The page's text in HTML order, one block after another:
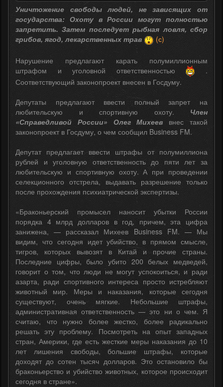
Уничтожение свободы людей, не зависящих от
государства: Охоту в России могут полностью
запретить. Затем последует рыбная ловля, сбор
грибов, ягод, лекарственных трав
(с)
Нарушение предлагают карать полумиллионным
штрафом и уголовной ответственностью
.
Соответствующий законопроект внесен в Госдуму.
Депутаты предлагают ввести полный запрет на
любительскую и спортивную охоту. Член
«Справедливой России» Олег Михеев внес такой
законопроект в Госдуму, о чем сообщил Business FM.
Депутат предлагает ввести штрафы от полумиллиона
рублей и уголовную ответственность до пяти лет за
любительскую и спортивную охоту. А при проведении
селекционного отстрела, выдавать разрешение только
после прохождения психиатрической экспертизы.
«Браконьерский промысел наносит убытки России
порядка 4 млрд долларов в год, причем, эта цифра
занижена, — рассказал Михеев Business FM. — Мы
видим, что сегодня идет убийство, в прямом смысле,
тигров, которых вывозят в Китай и прочие страны.
Последние цифры, было убито 200 белых медведей,
говорит о том, что люди не могут успокоиться, и ради
азарта, ради спортивного интереса просто истребляют
животный мир. Меры и наказания, которые сегодня
существуют, очень мягкие. Небольшие штрафы,
административная ответственность — это ни о чем. Я
считаю, что нужно более жестко, более радикально
решать эту проблему. Посмотреть на опыт западных
стран, Америки, где есть жесткие меры наказания до 10
лет лишения свободы, большие штрафы, которые
доходят до сотен тысяч долларов. Это остановило бы
браконьерство и убийство животных, которое происходит
сегодня в стране».